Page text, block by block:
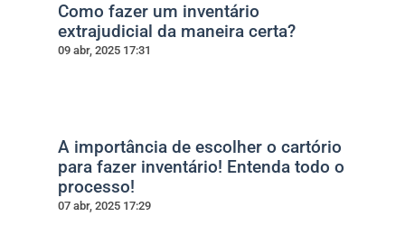
Como fazer um inventário
extrajudicial da maneira certa?
09 abr, 2025 17:31
A importância de escolher o cartório
para fazer inventário! Entenda todo o
processo!
07 abr, 2025 17:29